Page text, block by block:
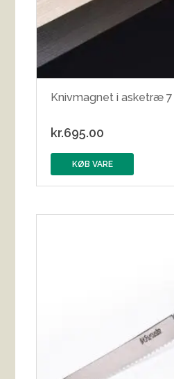
Knivmagnet i asketræ
kr.695.00
KØB VARE